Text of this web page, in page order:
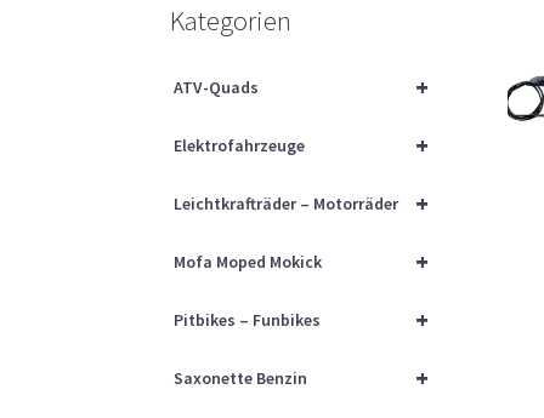
Kategorien
+
ATV-Quads
+
Elektrofahrzeuge
+
Leichtkrafträder – Motorräder
+
Mofa Moped Mokick
+
Pitbikes – Funbikes
+
Saxonette Benzin